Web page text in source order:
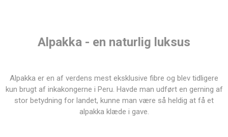
Alpakka - en naturlig luksus
Alpakka er en af verdens mest eksklusive fibre og blev tidligere
kun brugt af inkakongerne i Peru. Havde man udført en gerning af
stor betydning for landet, kunne man være så heldig at få et
alpakka klæde i gave.